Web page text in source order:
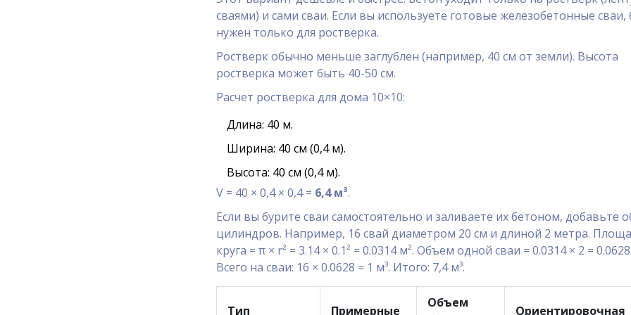
сваями) и сами сваи. Если вы используете готовые железобетонные сваи,
нужен только для ростверка.
Ростверк обычно меньше заглублен (например, 40 см от земли). Высота
ростверка может быть 40-50 см.
Расчет ростверка для дома 10×10:
Длина: 40 м.
Ширина: 40 см (0,4 м).
Высота: 40 см (0,4 м).
V = 40 × 0,4 × 0,4 = 6,4 м³.
Если вы бурите сваи самостоятельно и заливаете их бетоном, добавьте
цилиндров. Например, 16 свай диаметром 20 см и длиной 2 метра.
круга = π × r² = 3.14 × 0.1² = 0.0314 м². Объем одной сваи = 0.0314 × 2 = 0.0628
Всего на сваи: 16 × 0.0628 ≈ 1 м³. Итого: 7,4 м³.
Тип Примерные
Объем
Ориентировочная